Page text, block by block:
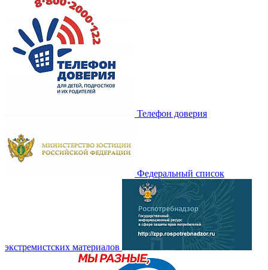
Телефон доверия
Федеральный список
экстремистских материалов